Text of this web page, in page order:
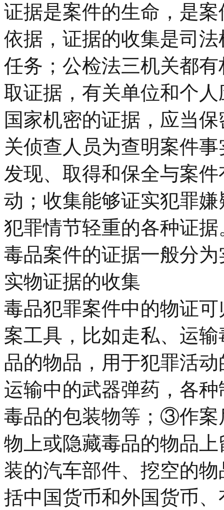
证据是案件的生命，是
依据，证据的收集是司
任务；公检法三机关都
取证据，有关单位和个
国家机密的证据，应当
关侦查人员为查明案件
发现、取得和保全与案
动；收集能够证实犯罪
犯罪情节轻重的各种证据
毒品案件的证据一般分
实物证据的收集
毒品犯罪案件中的物证
案工具，比如走私、运
品的物品，用于犯罪活
运输中的武器弹药，各
毒品的包装物等；③作案
物上或隐藏毒品的物品
装的汽车部件、挖空的
括中国货币和外国货币